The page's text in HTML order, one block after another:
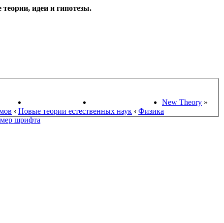
идеи и гипотезы.
ПОИСК ТЕОРИЙ СТАРЫЙ ПОРТАЛ New Theory »
‹ Новые теории естественных наук ‹ Физика
шрифта